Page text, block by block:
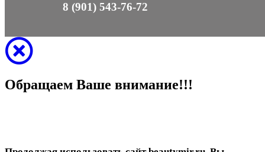
8 (901) 543-76-72
Обращаем Ваше внимание!!!